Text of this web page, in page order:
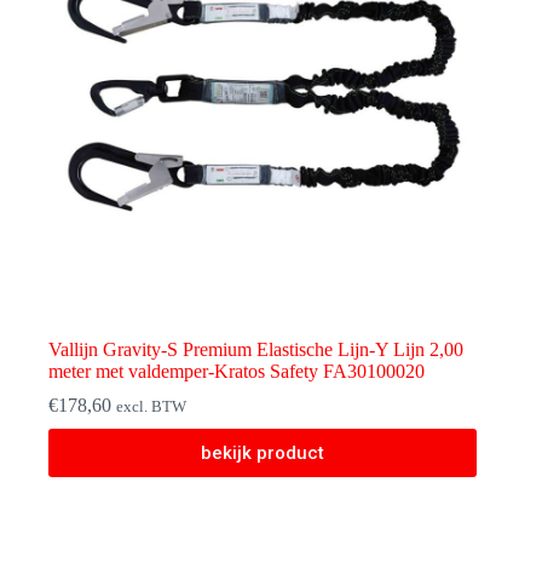
Vallijn Gravity-S Premium Elastische Lijn-Y Lijn 2,00
meter met valdemper-Kratos Safety FA30100020
€178,60 excl. BTW
bekijk product